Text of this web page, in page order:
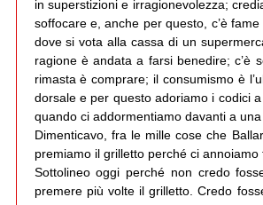
in superstizioni e irragionevolezza;
soffocare e, anche per questo, c’è
dove si vota alla cassa di un
ragione è andata a farsi benedire; c’è
rimasta è comprare; il consumismo è
dorsale e per questo adoriamo i codici
quando ci addormentiamo davanti a
Dimenticavo, fra le mille cose che
premiamo il grilletto perché ci
Sottolineo oggi perché non credo
premere più volte il grilletto. Credo